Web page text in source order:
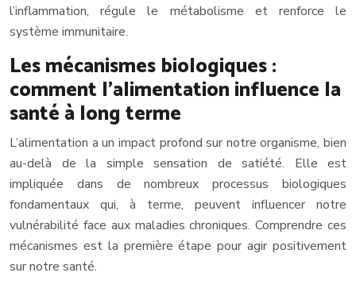
l’inflammation, régule le métabolisme et renforce le
système immunitaire.
Les mécanismes biologiques :
comment l’alimentation influence la
santé à long terme
L’alimentation a un impact profond sur notre organisme, bien
au-delà de la simple sensation de satiété. Elle est
impliquée dans de nombreux processus biologiques
fondamentaux qui, à terme, peuvent influencer notre
vulnérabilité face aux maladies chroniques. Comprendre ces
mécanismes est la première étape pour agir positivement
sur notre santé.